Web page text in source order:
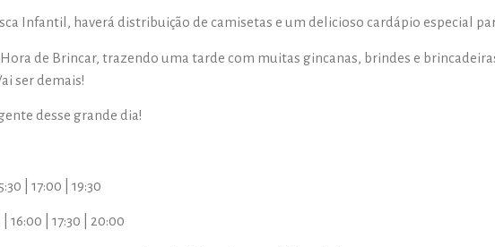
Infantil, haverá distribuição de camisetas e um delicioso cardápio especial
de Brincar, trazendo uma tarde com muitas gincanas, brindes e
ser demais!
desse grande dia!
| 17:00 | 19:30
16:00 | 17:30 | 20:00